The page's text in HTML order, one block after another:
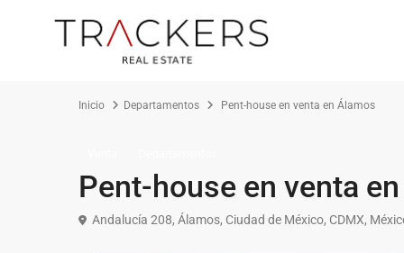
Inicio Departamentos Pent-house en venta en Álamos
Pent-house en venta
Andalucía 208, Álamos, Ciudad de México, CDMX,